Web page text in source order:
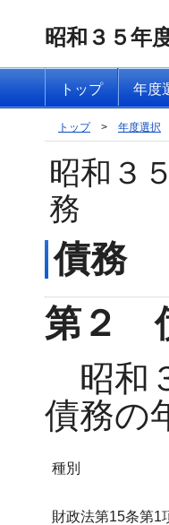
昭和３５年
トップ 年度
トップ > 年度選択
昭和３
務
債務
第２
昭和
債務の
種別
財政法第15条第1